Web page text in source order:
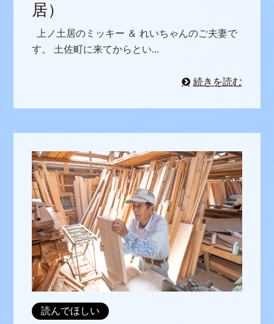
居）
上ノ土居のミッキー ＆ れいちゃんのご夫妻で
す。 土佐町に来てからとい...
続きを読む
読んでほしい